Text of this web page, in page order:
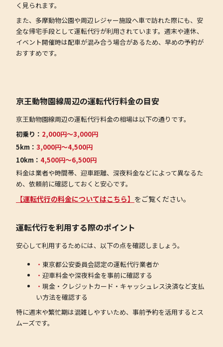
く見られます。
また、多摩動物公園や周辺レジャー施設へ車で訪れた際にも、安
全な帰宅手段として運転代行が利用されています。週末や連休、
イベント開催時は配車が混み合う場合があるため、早めの予約が
おすすめです。
京王動物園線周辺の運転代行料金の目安
京王動物園線周辺の運転代行料金の相場は以下の通りです。
初乗り： 2,000円〜3,000円
5km： 3,000円〜4,500円
10km： 4,500円〜6,500円
料金は業者や時間帯、迎車距離、深夜料金などによって異なるた
め、依頼前に確認しておくと安心です。
【運転代行の料金についてはこちら】 をご覧ください。
運転代行を利用する際のポイント
安心して利用するためには、以下の点を確認しましょう。
東京都公安委員会認定の運転代行業者か
迎車料金や深夜料金を事前に確認する
現金・クレジットカード・キャッシュレス決済など支払
い方法を確認する
特に週末や繁忙期は混雑しやすいため、事前予約を活用するとス
ムーズです。